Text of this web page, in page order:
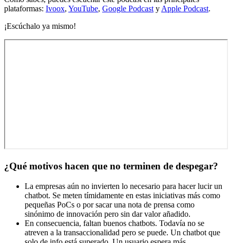
plataformas: Ivoox, YouTube, Google Podcast y Apple Podcast.
¡Escúchalo ya mismo!
¿Qué motivos hacen que no terminen de despegar?
La empresas aún no invierten lo necesario para hacer lucir un
chatbot. Se meten tímidamente en estas iniciativas más como
pequeñas PoCs o por sacar una nota de prensa como
sinónimo de innovación pero sin dar valor añadido.
En consecuencia, faltan buenos chatbots. Todavía no se
atreven a la transaccionalidad pero se puede. Un chatbot que